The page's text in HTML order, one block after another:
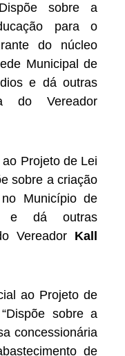
sobre a
para o
do núcleo
Municipal de
e dá outras
do Vereador
Projeto de Lei
sobre a criação
Município de
e dá outras
Vereador Kall
ao Projeto de
sobre a
concessionária
de